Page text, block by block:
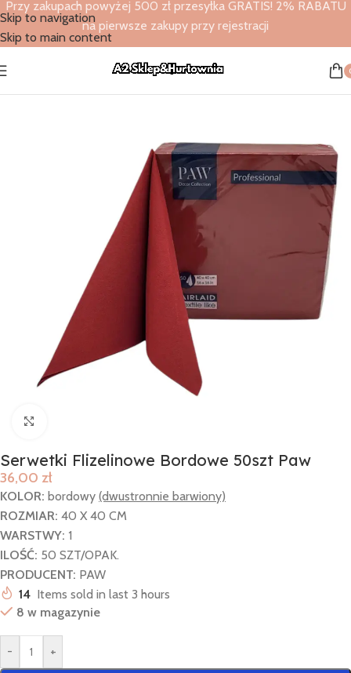
Skip to navigation
Skip to main content
Przy zakupach powyżej 500 zł przesyłka GRATIS! 2% RABATU
na pierwsze zakupy przy rejestracji
Strona główna Serwetki flizelinowe
Serwetki Flizelinowe Bordowe 50szt Paw
36,00 zł
KOLOR: bordowy (dwustronnie barwiony)
ROZMIAR: 40 X 40 CM
WARSTWY: 1
ILOŚĆ: 50 SZT/OPAK.
PRODUCENT: PAW
14 Items sold in last 3 hours
8 w magazynie
- +